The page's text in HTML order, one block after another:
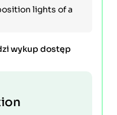
lights of a
wykup dostęp